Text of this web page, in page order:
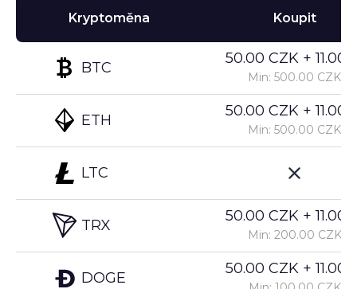
Kryptoměna
BTC
ETH
LTC
TRX
DOGE
Koupit
50.00 CZK +
Min: 500.00 CZK
50.00 CZK +
Min: 500.00 CZK
50.00 CZK +
Min: 200.00 CZK
50.00 CZK +